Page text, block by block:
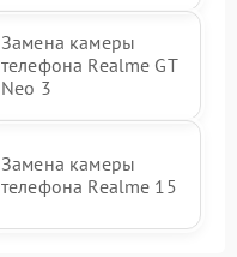
Замена камеры
телефона Realme GT
Neo 3
Замена камеры
телефона Realme 15